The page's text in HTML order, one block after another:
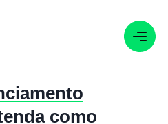
como